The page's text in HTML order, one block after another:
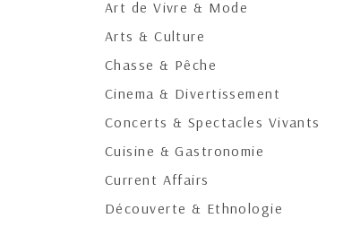
Art de Vivre & Mode
Arts & Culture
Chasse & Pêche
Cinema & Divertissement
Concerts & Spectacles Vivants
Cuisine & Gastronomie
Current Affairs
Découverte & Ethnologie